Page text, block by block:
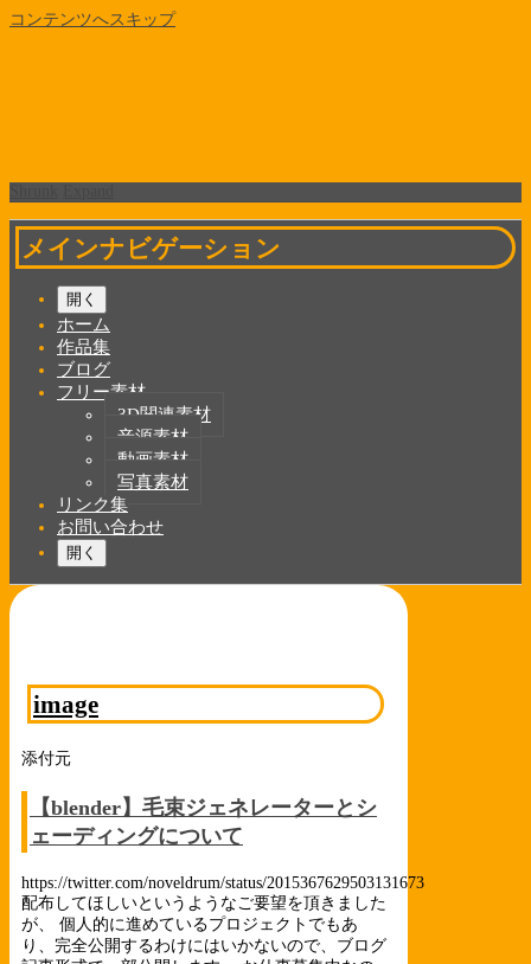
コンテンツへスキップ
メインナビゲーション
開く
ホーム
作品集
ブログ
フリー素材
3D関連素材
音源素材
動画素材
写真素材
リンク集
お問い合わせ
開く
image
添付元
【blender】毛束ジェネレーターとシ
ェーディングについて
https://twitter.com/noveldrum/status/2015367629503131673
配布してほしいというようなご要望を頂きました
が、 個人的に進めているプロジェクトでもあ
り、完全公開するわけにはいかないので、ブログ